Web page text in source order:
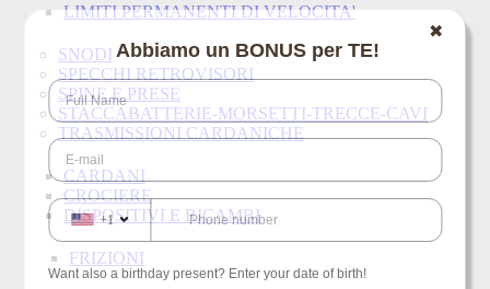
LIMITI PERMANENTI DI VELOCITA'
SNODI
SPECCHI RETROVISORI
SPINE E PRESE
STACCABATTERIE-MORSETTI-TRECCE-CAVI
TRASMISSIONI CARDANICHE
CARDANI
CROCIERE
DISPOSITIVI E RICAMBI
FRIZIONI
✖
Abbiamo un BONUS per TE!
+1
Want also a birthday present? Enter your date of birth!